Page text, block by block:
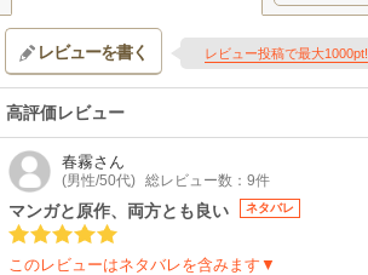
レビューを書く レビュー投稿で最大1000pt!
高評価レビュー
春霧さん
(男性/50代) 総レビュー数：9件
マンガと原作、両方とも良い ネタバレ
このレビューはネタバレを含みます▼